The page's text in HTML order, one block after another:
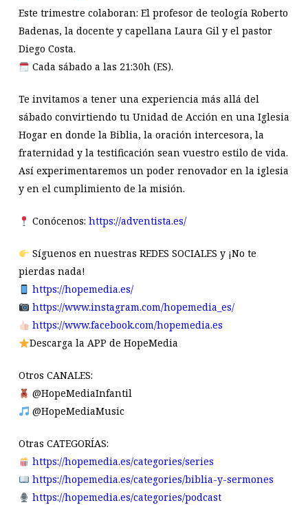
Este trimestre colaboran: El profesor de teología Roberto
Badenas, la docente y capellana Laura Gil y el pastor
Diego Costa.
Cada sábado a las 21:30h (ES).
Te invitamos a tener una experiencia más allá del
sábado convirtiendo tu Unidad de Acción en una Iglesia
Hogar en donde la Biblia, la oración intercesora, la
fraternidad y la testificación sean vuestro estilo de vida.
Así experimentaremos un poder renovador en la iglesia
y en el cumplimiento de la misión.
Conócenos: https://adventista.es/
Síguenos en nuestras REDES SOCIALES y ¡No te
pierdas nada!
https://hopemedia.es/
https://www.instagram.com/hopemedia_es/
https://www.facebook.com/hopemedia.es
Descarga la APP de HopeMedia
Otros CANALES:
@HopeMediaInfantil
@HopeMediaMusic
Otras CATEGORÍAS:
https://hopemedia.es/categories/series
https://hopemedia.es/categories/biblia-y-sermones
https://hopemedia.es/categories/podcast